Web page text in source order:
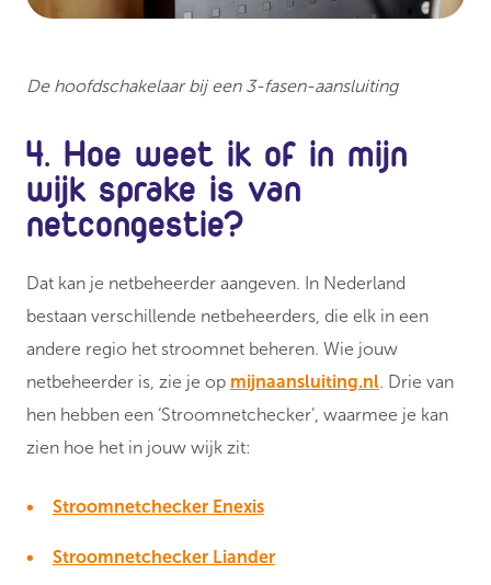
De hoofdschakelaar bij een 3-fasen-aansluiting
4. Hoe weet ik of in mijn
wijk sprake is van
netcongestie?
Dat kan je netbeheerder aangeven. In Nederland
bestaan verschillende netbeheerders, die elk in een
andere regio het stroomnet beheren. Wie jouw
netbeheerder is, zie je op mijnaansluiting.nl. Drie van
hen hebben een ‘Stroomnetchecker’, waarmee je kan
zien hoe het in jouw wijk zit:
Stroomnetchecker Enexis
Stroomnetchecker Liander